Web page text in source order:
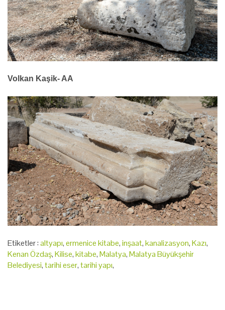
Volkan Kaşik- AA
Etiketler :altyapı,ermenice kitabe,inşaat,kanalizasyon,Kazı,
Kenan Özdaş,Kilise,kitabe,Malatya,Malatya Büyükşehir
Belediyesi,tarihi eser,tarihi yapı,